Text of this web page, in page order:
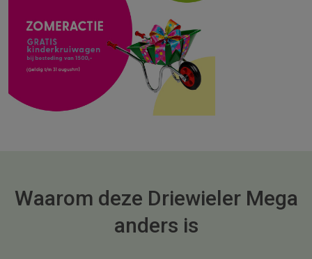
Waarom deze Driewieler Mega
anders is